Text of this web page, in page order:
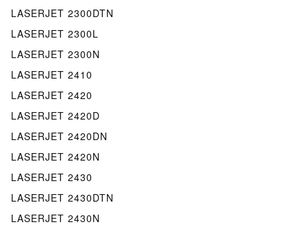
LASERJET 2300DTN
LASERJET 2300L
LASERJET 2300N
LASERJET 2410
LASERJET 2420
LASERJET 2420D
LASERJET 2420DN
LASERJET 2420N
LASERJET 2430
LASERJET 2430DTN
LASERJET 2430N